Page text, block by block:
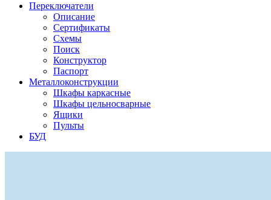
Переключатели
Описание
Сертификаты
Схемы
Поиск
Конструктор
Паспорт
Металлоконструкции
Шкафы каркасные
Шкафы цельносварные
Ящики
Пульты
БУД